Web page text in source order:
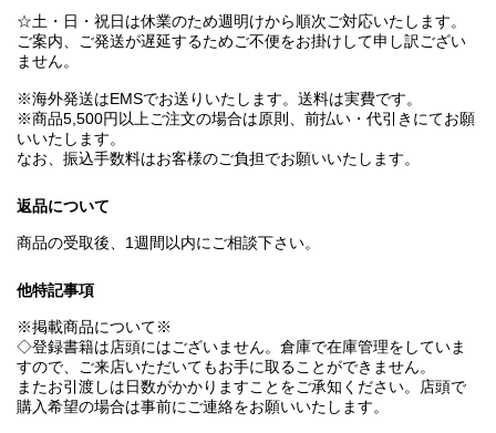
☆土・日・祝日は休業のため週明けから順次ご対応いたします。
ご案内、ご発送が遅延するためご不便をお掛けして申し訳ござい
ません。
※海外発送はEMSでお送りいたします。送料は実費です。
※商品5,500円以上ご注文の場合は原則、前払い・代引きにてお願
いいたします。
なお、振込手数料はお客様のご負担でお願いいたします。
返品について
商品の受取後、1週間以内にご相談下さい。
他特記事項
※掲載商品について※
◇登録書籍は店頭にはございません。倉庫で在庫管理をしていま
すので、ご来店いただいてもお手に取ることができません。
またお引渡しは日数がかかりますことをご承知ください。店頭で
購入希望の場合は事前にご連絡をお願いいたします。